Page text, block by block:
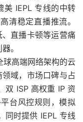
IEPL 专线的中转
清稳定直播推流。
直播卡顿等运营痛
。
球高端网络架构的云
域，市场口碑与占
双 ISP 高权重 IP 资
台风控规则，模拟
同时提供 IEPL 专线